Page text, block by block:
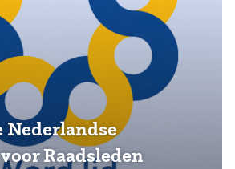
Raadsleden